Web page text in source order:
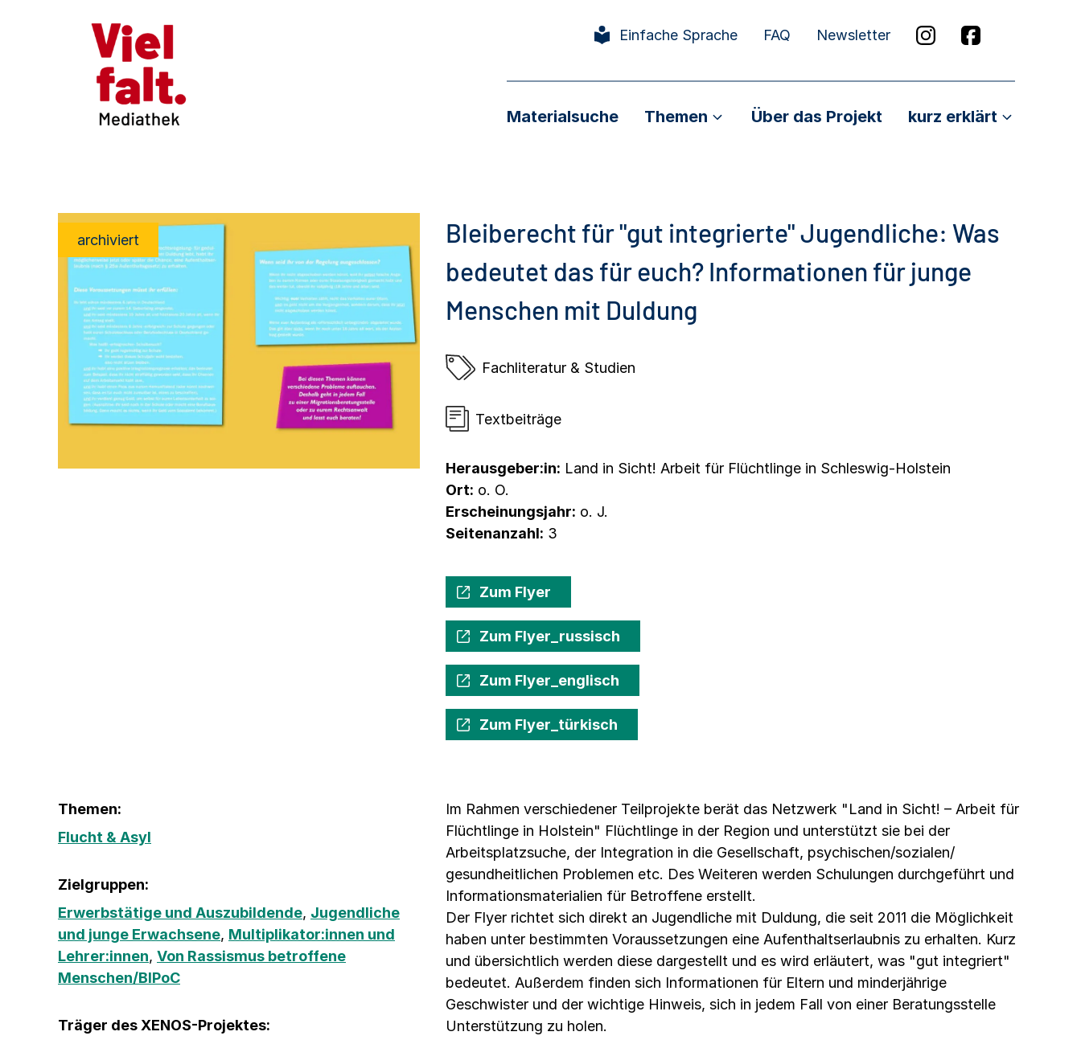
Einfache Sprache FAQ Newsletter
Materialsuche Themen Über das Projekt kurz erklärt
archiviert
Bleiberecht für "gut integrierte" Jugendliche: Was
bedeutet das für euch? Informationen für junge
Menschen mit Duldung
Fachliteratur & Studien
Textbeiträge
Herausgeber:in: Land in Sicht! Arbeit für Flüchtlinge in Schleswig-Holstein
Ort: o. O.
Erscheinungsjahr: o. J.
Seitenanzahl: 3
Zum Flyer
Zum Flyer_russisch
Zum Flyer_englisch
Zum Flyer_türkisch
Themen:
Flucht & Asyl
Zielgruppen:
Erwerbstätige und Auszubildende, Jugendliche
und junge Erwachsene, Multiplikator:innen und
Lehrer:innen, Von Rassismus betroffene
Menschen/BIPoC
Träger des XENOS-Projektes:
Im Rahmen verschiedener Teilprojekte berät das Netzwerk "Land in Sicht! – Arbeit für
Flüchtlinge in Holstein" Flüchtlinge in der Region und unterstützt sie bei der
Arbeitsplatzsuche, der Integration in die Gesellschaft, psychischen/sozialen/
gesundheitlichen Problemen etc. Des Weiteren werden Schulungen durchgeführt und
Informationsmaterialien für Betroffene erstellt.
Der Flyer richtet sich direkt an Jugendliche mit Duldung, die seit 2011 die Möglichkeit
haben unter bestimmten Voraussetzungen eine Aufenthaltserlaubnis zu erhalten. Kurz
und übersichtlich werden diese dargestellt und es wird erläutert, was "gut integriert"
bedeutet. Außerdem finden sich Informationen für Eltern und minderjährige
Geschwister und der wichtige Hinweis, sich in jedem Fall von einer Beratungsstelle
Unterstützung zu holen.